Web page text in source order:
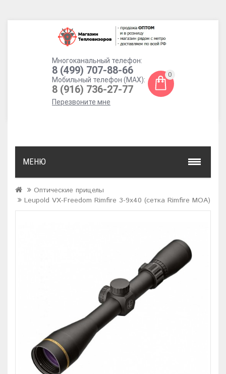
Многоканальный телефон:
8 (499) 707-88-66
Мобильный телефон (MAX):
8 (916) 736-27-77
Перезвоните мне
0
МЕНЮ
Оптические прицелы
Leupold VX-Freedom Rimfire 3-9x40 (сетка Rimfire MOA)